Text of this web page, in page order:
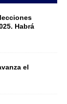
Habrá
el